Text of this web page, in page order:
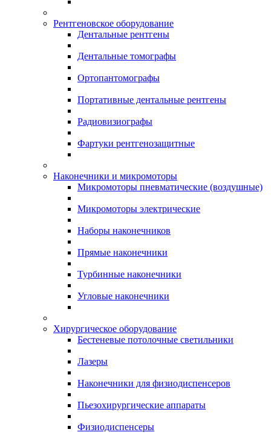
Рентгеновское оборудование
Дентальные рентгены
Дентальные томографы
Ортопантомографы
Портативные дентальные рентгены
Радиовизиографы
Фартуки рентгенозащитные
Наконечники и микромоторы
Микромоторы пневматические (воздушные)
Микромоторы электрические
Наборы наконечников
Прямые наконечники
Турбинные наконечники
Угловые наконечники
Хирургическое оборудование
Бестеневые потолочные светильники
Лазеры
Наконечники для физиодиспенсеров
Пьезохирургические аппараты
Физиодиспенсеры